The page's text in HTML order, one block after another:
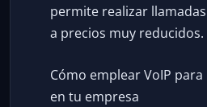
permite realizar
a precios muy reducidos.
Cómo emplear VoIP
en tu empresa